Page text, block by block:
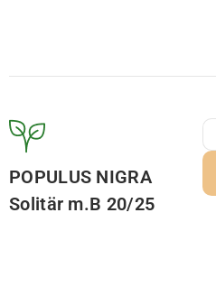
POPULUS NIGRA
Solitär m.B 20/25